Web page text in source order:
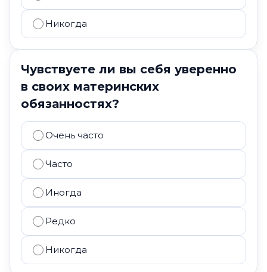
Никогда
Чувствуете ли вы себя уверенно
в своих материнских
обязанностях?
Очень часто
Часто
Иногда
Редко
Никогда